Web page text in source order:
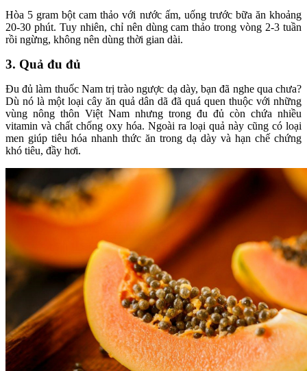
Hòa 5 gram bột cam thảo với nước ấm, uống trước bữa ăn khoảng
20-30 phút. Tuy nhiên, chỉ nên dùng cam thảo trong vòng 2-3 tuần
rồi ngừng, không nên dùng thời gian dài.
3. Quả đu đủ
Đu đủ làm thuốc Nam trị trào ngược dạ dày, bạn đã nghe qua chưa?
Dù nó là một loại cây ăn quả dân dã đã quá quen thuộc với những
vùng nông thôn Việt Nam nhưng trong đu đủ còn chứa nhiều
vitamin và chất chống oxy hóa. Ngoài ra loại quả này cũng có loại
men giúp tiêu hóa nhanh thức ăn trong dạ dày và hạn chế chứng
khó tiêu, đầy hơi.